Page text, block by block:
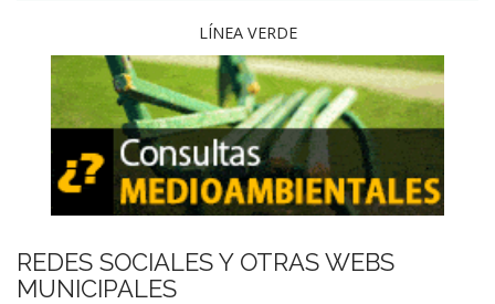
LÍNEA VERDE
REDES SOCIALES Y OTRAS WEBS
MUNICIPALES